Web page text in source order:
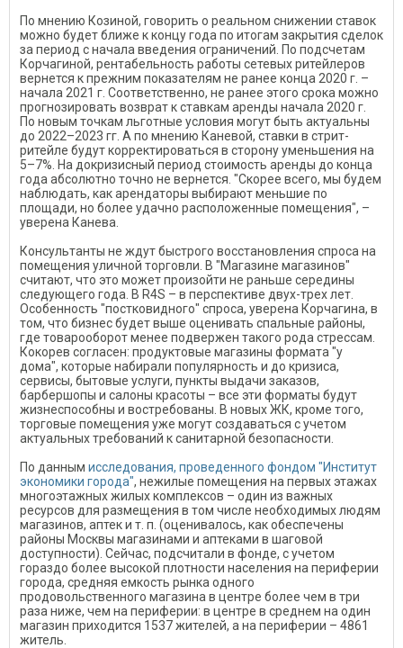
По мнению Козиной, говорить о реальном снижении ставок
можно будет ближе к концу года по итогам закрытия сделок
за период с начала введения ограничений. По подсчетам
Корчагиной, рентабельность работы сетевых ритейлеров
вернется к прежним показателям не ранее конца 2020 г. –
начала 2021 г. Соответственно, не ранее этого срока можно
прогнозировать возврат к ставкам аренды начала 2020 г.
По новым точкам льготные условия могут быть актуальны
до 2022–2023 гг. А по мнению Каневой, ставки в стрит-
ритейле будут корректироваться в сторону уменьшения на
5–7%. На докризисный период стоимость аренды до конца
года абсолютно точно не вернется. "Скорее всего, мы будем
наблюдать, как арендаторы выбирают меньшие по
площади, но более удачно расположенные помещения", –
уверена Канева.
Консультанты не ждут быстрого восстановления спроса на
помещения уличной торговли. В "Магазине магазинов"
считают, что это может произойти не раньше середины
следующего года. В R4S – в перспективе двух-трех лет.
Особенность "постковидного" спроса, уверена Корчагина, в
том, что бизнес будет выше оценивать спальные районы,
где товарооборот менее подвержен такого рода стрессам.
Кокорев согласен: продуктовые магазины формата "у
дома", которые набирали популярность и до кризиса,
сервисы, бытовые услуги, пункты выдачи заказов,
барбершопы и салоны красоты – все эти форматы будут
жизнеспособны и востребованы. В новых ЖК, кроме того,
торговые помещения уже могут создаваться с учетом
актуальных требований к санитарной безопасности.
По данным исследования, проведенного фондом "Институт
экономики города", нежилые помещения на первых этажах
многоэтажных жилых комплексов – один из важных
ресурсов для размещения в том числе необходимых людям
магазинов, аптек и т. п. (оценивалось, как обеспечены
районы Москвы магазинами и аптеками в шаговой
доступности). Сейчас, подсчитали в фонде, с учетом
гораздо более высокой плотности населения на периферии
города, средняя емкость рынка одного
продовольственного магазина в центре более чем в три
раза ниже, чем на периферии: в центре в среднем на один
магазин приходится 1537 жителей, а на периферии – 4861
житель.